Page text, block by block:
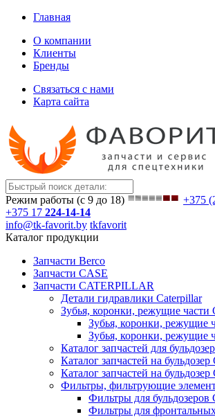
Главная
О компании
Клиенты
Бренды
Связаться с нами
Карта сайта
Режим работы (с 9 до 18) +375
+375 17 224-14-14
info@tk-favorit.by tkfavorit
Каталог продукции
Запчасти Berco
Запчасти CASE
Запчасти CATERPILLAR
Детали гидравлики Caterpillar
Зубья, коронки, режущие части
Зубья, коронки, режущие
Зубья, коронки, режущие
Каталог запчастей для
Каталог запчастей на
Каталог запчастей на
Фильтры, фильтрующие
Фильтры для бульдозеров
Фильтры для